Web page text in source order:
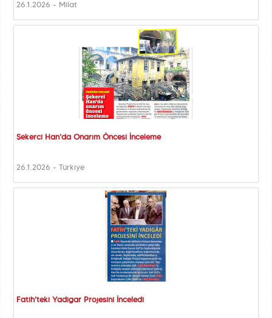
26.1.2026 - Milat
Şekerci Han'da Onarım Öncesi İnceleme
26.1.2026 - Türkiye
Fatih'teki Yadigar Projesini İnceledi